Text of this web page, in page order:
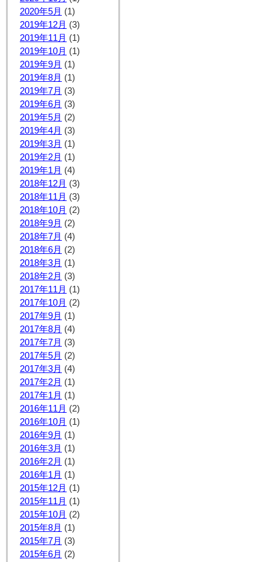
2020年5月 (1)
2019年12月 (3)
2019年11月 (1)
2019年10月 (1)
2019年9月 (1)
2019年8月 (1)
2019年7月 (3)
2019年6月 (3)
2019年5月 (2)
2019年4月 (3)
2019年3月 (1)
2019年2月 (1)
2019年1月 (4)
2018年12月 (3)
2018年11月 (3)
2018年10月 (2)
2018年9月 (2)
2018年7月 (4)
2018年6月 (2)
2018年3月 (1)
2018年2月 (3)
2017年11月 (1)
2017年10月 (2)
2017年9月 (1)
2017年8月 (4)
2017年7月 (3)
2017年5月 (2)
2017年3月 (4)
2017年2月 (1)
2017年1月 (1)
2016年11月 (2)
2016年10月 (1)
2016年9月 (1)
2016年3月 (1)
2016年2月 (1)
2016年1月 (1)
2015年12月 (1)
2015年11月 (1)
2015年10月 (2)
2015年8月 (1)
2015年7月 (3)
2015年6月 (2)